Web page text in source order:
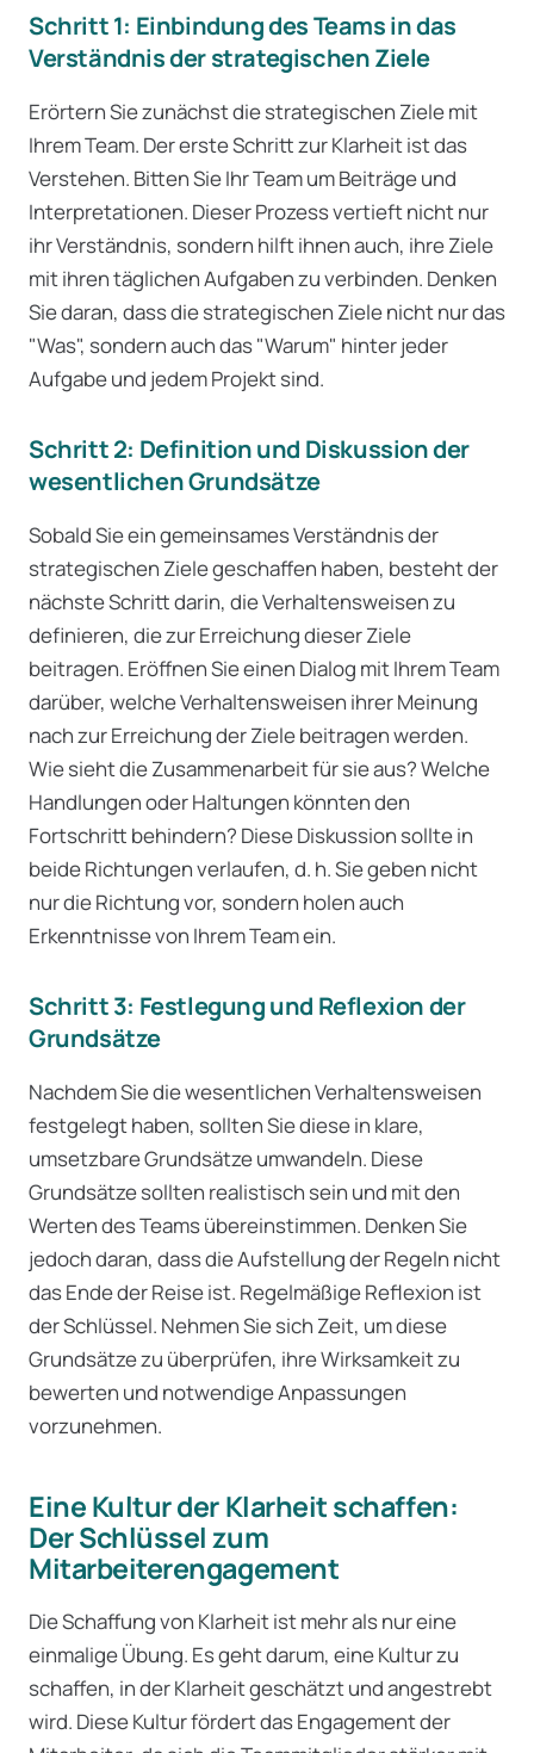
Schritt 1: Einbindung des Teams in das
Verständnis der strategischen Ziele
Erörtern Sie zunächst die strategischen Ziele mit
Ihrem Team. Der erste Schritt zur Klarheit ist das
Verstehen. Bitten Sie Ihr Team um Beiträge und
Interpretationen. Dieser Prozess vertieft nicht nur
ihr Verständnis, sondern hilft ihnen auch, ihre Ziele
mit ihren täglichen Aufgaben zu verbinden. Denken
Sie daran, dass die strategischen Ziele nicht nur das
"Was", sondern auch das "Warum" hinter jeder
Aufgabe und jedem Projekt sind.
Schritt 2: Definition und Diskussion der
wesentlichen Grundsätze
Sobald Sie ein gemeinsames Verständnis der
strategischen Ziele geschaffen haben, besteht der
nächste Schritt darin, die Verhaltensweisen zu
definieren, die zur Erreichung dieser Ziele
beitragen. Eröffnen Sie einen Dialog mit Ihrem Team
darüber, welche Verhaltensweisen ihrer Meinung
nach zur Erreichung der Ziele beitragen werden.
Wie sieht die Zusammenarbeit für sie aus? Welche
Handlungen oder Haltungen könnten den
Fortschritt behindern? Diese Diskussion sollte in
beide Richtungen verlaufen, d. h. Sie geben nicht
nur die Richtung vor, sondern holen auch
Erkenntnisse von Ihrem Team ein.
Schritt 3: Festlegung und Reflexion der
Grundsätze
Nachdem Sie die wesentlichen Verhaltensweisen
festgelegt haben, sollten Sie diese in klare,
umsetzbare Grundsätze umwandeln. Diese
Grundsätze sollten realistisch sein und mit den
Werten des Teams übereinstimmen. Denken Sie
jedoch daran, dass die Aufstellung der Regeln nicht
das Ende der Reise ist. Regelmäßige Reflexion ist
der Schlüssel. Nehmen Sie sich Zeit, um diese
Grundsätze zu überprüfen, ihre Wirksamkeit zu
bewerten und notwendige Anpassungen
vorzunehmen.
Eine Kultur der Klarheit schaffen:
Der Schlüssel zum
Mitarbeiterengagement
Die Schaffung von Klarheit ist mehr als nur eine
einmalige Übung. Es geht darum, eine Kultur zu
schaffen, in der Klarheit geschätzt und angestrebt
wird. Diese Kultur fördert das Engagement der